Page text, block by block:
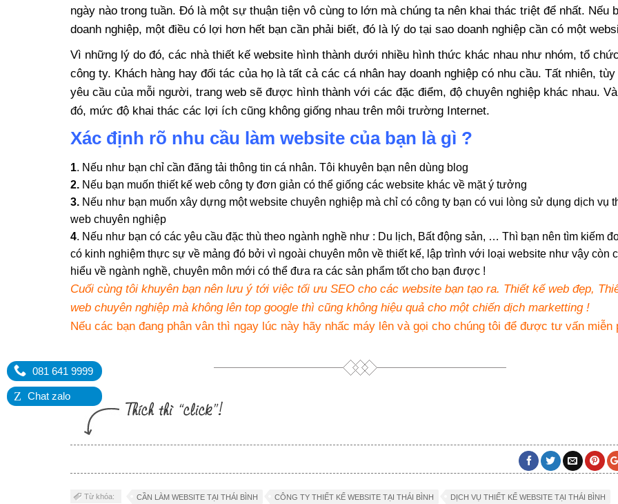
081 641 9999
Z Chat zalo
ngày nào trong tuần. Đó là một sự thuận tiện vô cùng to lớn mà chúng ta nên khai thác triệt để nhất. Nếu
doanh nghiệp, một điều có lợi hơn hết bạn cần phải biết, đó là lý do tại sao doanh nghiệp cần có một
Vì những lý do đó, các nhà thiết kế website hình thành dưới nhiều hình thức khác nhau như nhóm, tổ
công ty. Khách hàng hay đối tác của họ là tất cả các cá nhân hay doanh nghiệp có nhu cầu. Tất nhiên, tùy
yêu cầu của mỗi người, trang web sẽ được hình thành với các đặc điểm, độ chuyên nghiệp khác nhau.
đó, mức độ khai thác các lợi ích cũng không giống nhau trên môi trường Internet.
Xác định rõ nhu cầu làm website của bạn là gì ?
1. Nếu như bạn chỉ cần đăng tải thông tin cá nhân. Tôi khuyên bạn nên dùng blog
2. Nếu bạn muốn thiết kế web công ty đơn giản có thể giống các website khác về mặt ý tưởng
3. Nếu như bạn muốn xây dựng một website chuyên nghiệp mà chỉ có công ty bạn có vui lòng sử dụng dịch vụ
web chuyên nghiệp
4. Nếu như bạn có các yêu cầu đặc thù theo ngành nghề như : Du lịch, Bất động sản, … Thì bạn nên tìm kiếm
có kinh nghiệm thực sự về mảng đó bởi vì ngoài chuyên môn về thiết kế, lập trình với loại website như vậy còn
hiểu về ngành nghề, chuyên môn mới có thể đưa ra các sản phẩm tốt cho bạn được !
Cuối cùng tôi khuyên bạn nên lưu ý tới việc tối ưu SEO cho các website bạn tạo ra. Thiết kế web đẹp,
web chuyên nghiệp mà không lên top google thì cũng không hiệu quả cho một chiến dịch marketting !
Nếu các bạn đang phân vân thì ngay lúc này hãy nhấc máy lên và gọi cho chúng tôi để được tư vấn miễn
Từ khóa: CẦN LÀM WEBSITE TẠI THÁI BÌNH CÔNG TY THIẾT KẾ WEBSITE TẠI THÁI BÌNH DỊCH VỤ THIẾT KẾ WEBSITE TẠI THÁI BÌNH